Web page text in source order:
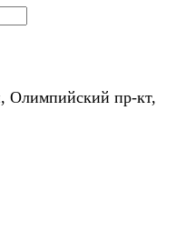
Олимпийский пр-кт,